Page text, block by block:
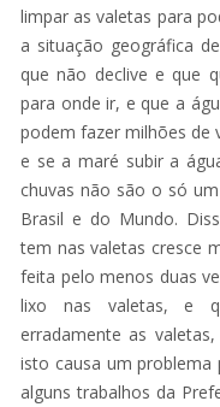
limpar as valetas para
a situação geográfica
que não declive e que
para onde ir, e que a
podem fazer milhões de
e se a maré subir a
chuvas não são o só
Brasil e do Mundo.
tem nas valetas cresce
feita pelo menos duas
lixo nas valetas, e
erradamente as
isto causa um problema
alguns trabalhos da